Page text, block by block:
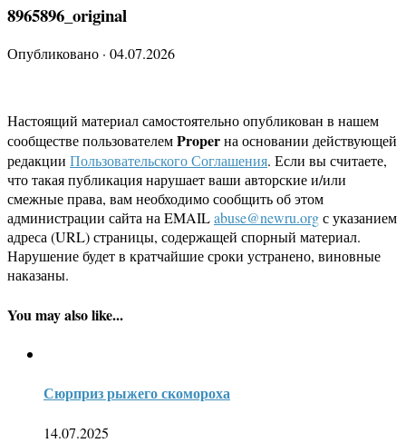
8965896_original
Опубликовано · 04.07.2026
Настоящий материал самостоятельно опубликован в нашем
сообществе пользователемProperна основании действующей
редакции Пользовательского Соглашения. Если вы считаете,
что такая публикация нарушает ваши авторские и/или
смежные права, вам необходимо сообщить об этом
администрации сайта на EMAILabuse@newru.orgс указанием
адреса (URL) страницы, содержащей спорный материал.
Нарушение будет в кратчайшие сроки устранено, виновные
наказаны.
You may also like...
Сюрприз рыжего скомороха
14.07.2025